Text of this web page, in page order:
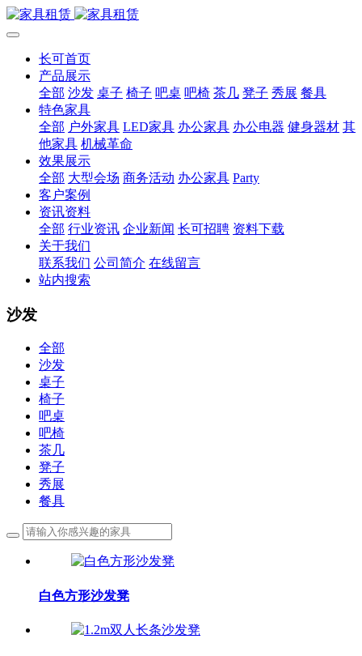
长可首页
产品展示
全部 沙发 桌子 椅子 吧桌 吧椅 茶几 凳子 秀展 餐具
特色家具
全部 户外家具 LED家具 办公家具 办公电器 健身器材 其
他家具 机械革命
效果展示
全部 大型会场 商务活动 办公家具 Party
客户案例
资讯资料
全部 行业资讯 企业新闻 长可招聘 资料下载
关于我们
联系我们 公司简介 在线留言
站内搜索
沙发
全部
沙发
桌子
椅子
吧桌
吧椅
茶几
凳子
秀展
餐具
白色方形沙发凳